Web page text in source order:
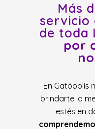
Más
servicio
de toda
por
En Gatópolis
brindarte la
estés en